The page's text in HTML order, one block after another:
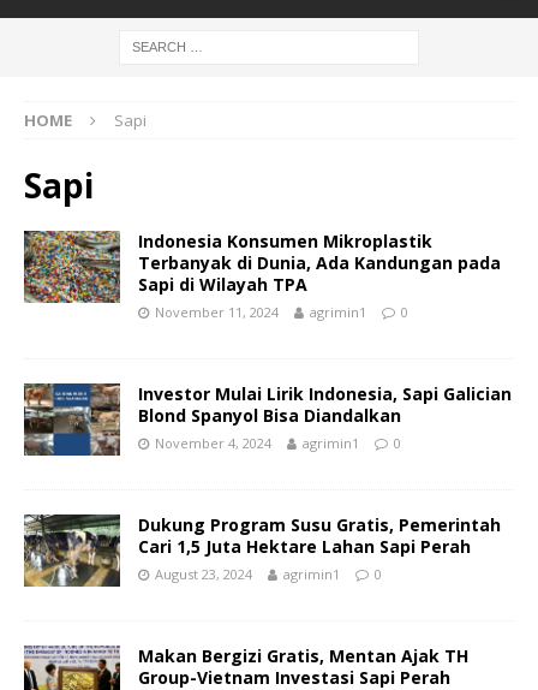
HOME Sapi
Sapi
Indonesia Konsumen Mikroplastik
Terbanyak di Dunia, Ada Kandungan pada
Sapi di Wilayah TPA
November 11, 2024 agrimin1 0
Investor Mulai Lirik Indonesia, Sapi Galician
Blond Spanyol Bisa Diandalkan
November 4, 2024 agrimin1 0
Dukung Program Susu Gratis, Pemerintah
Cari 1,5 Juta Hektare Lahan Sapi Perah
August 23, 2024 agrimin1 0
Makan Bergizi Gratis, Mentan Ajak TH
Group-Vietnam Investasi Sapi Perah